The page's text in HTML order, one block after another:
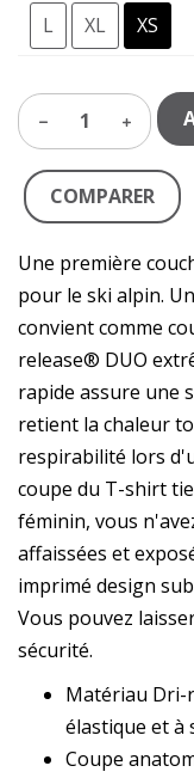
L
XL XS
1
COMPARER
Une première
pour le ski alpin.
convient comme
release® DUO
rapide assure une
retient la chaleur
respirabilité lors
coupe du T-shirt
féminin, vous
affaissées et
imprimé design
Vous pouvez
sécurité.
Matériau Dri-
élastique et à
Coupe